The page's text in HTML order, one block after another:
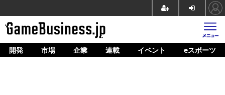
ホーム
開発 市場 企業 連載 イベント eスポーツ